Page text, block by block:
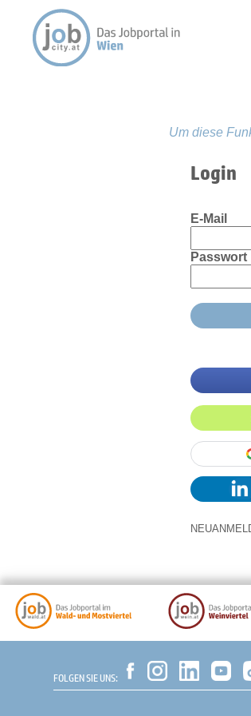
Um diese
Login
E-Mail
Passwort
FOLGEN SIE UNS: